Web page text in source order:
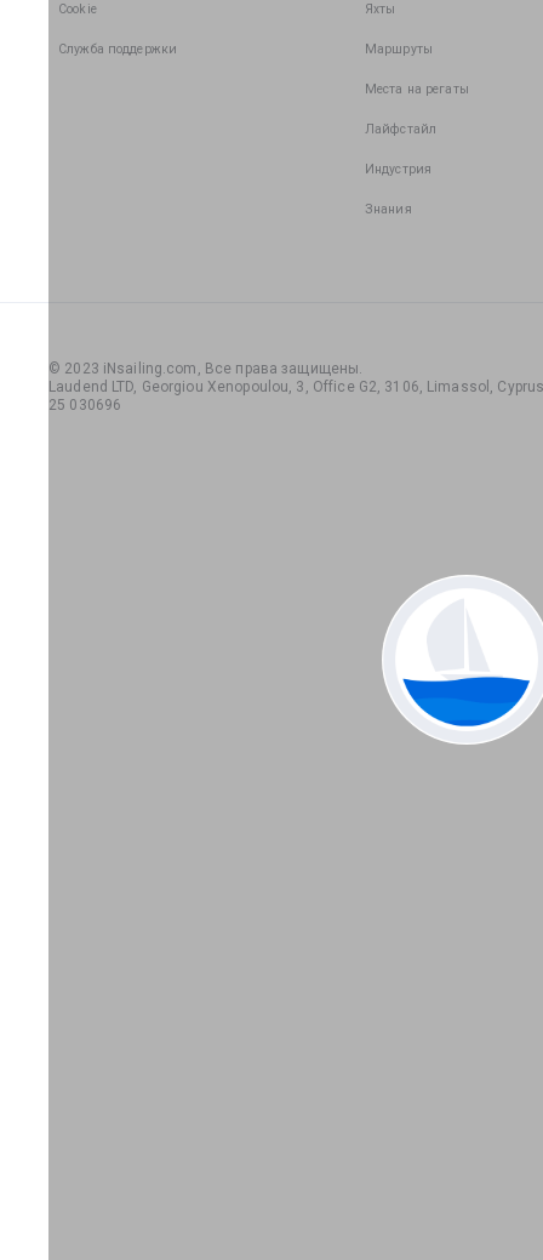
Cookie
Служба поддержки
Яхты
Маршруты
Места на регаты
Лайфстайл
Индустрия
Знания
© 2023 iNsailing.com, Все права защищены.
Laudend LTD, Georgiou Xenopoulou, 3, Office G2, 3106, Limassol,
25 030696